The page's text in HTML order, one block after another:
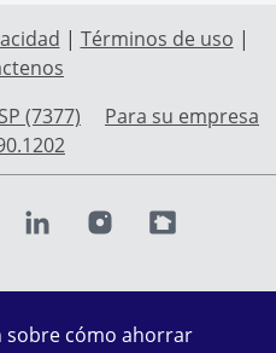
| Términos de uso |
(7377)
Para su empresa
sobre cómo ahorrar